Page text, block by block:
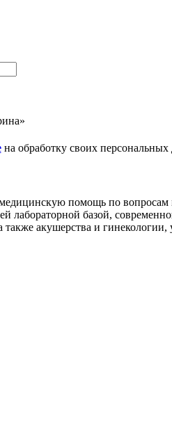
на обработку своих
помощь по вопросам
базой,
также акушерства и